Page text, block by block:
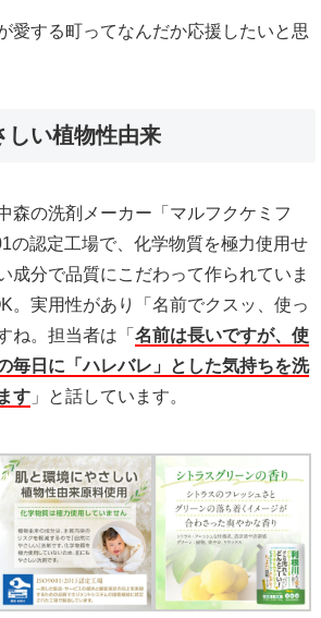
愛する町ってなんだか応援したいと思
しい植物性由来
森の洗剤メーカー「マルフクケミフ
の認定工場で、化学物質を極力使用せ
成分で品質にこだわって作られていま
。実用性があり「名前でクスッ、使っ
ね。担当者は「 名前は長いですが、使
毎日に「ハレバレ」とした気持ちを洗
す 」と話しています。